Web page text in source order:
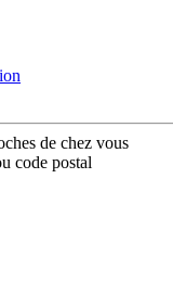
de chez vous
code postal